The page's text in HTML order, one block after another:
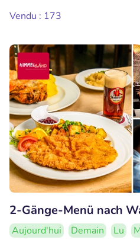
Vendu : 173
2-Gänge-Menü nach
Aujourd'hui Demain Lu